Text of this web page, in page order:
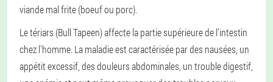
viande mal frite (boeuf ou porc).
Le tériars (Bull Tapeen) affecte la partie supérieure de l'intestin
chez l'homme. La maladie est caractérisée par des nausées, un
appétit excessif, des douleurs abdominales, un trouble digestif,